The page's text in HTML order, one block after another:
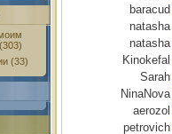
(33)
baracud
natasha
natasha
Kinokefal
Sarah
NinaNova
aerozol
petrovich